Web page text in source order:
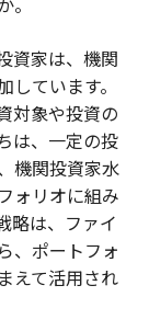
資家は、機関
ています。
対象や投資の
は、一定の投
機関投資家水
ォリオに組み
略は、ファイ
、ポートフォ
えて活用され